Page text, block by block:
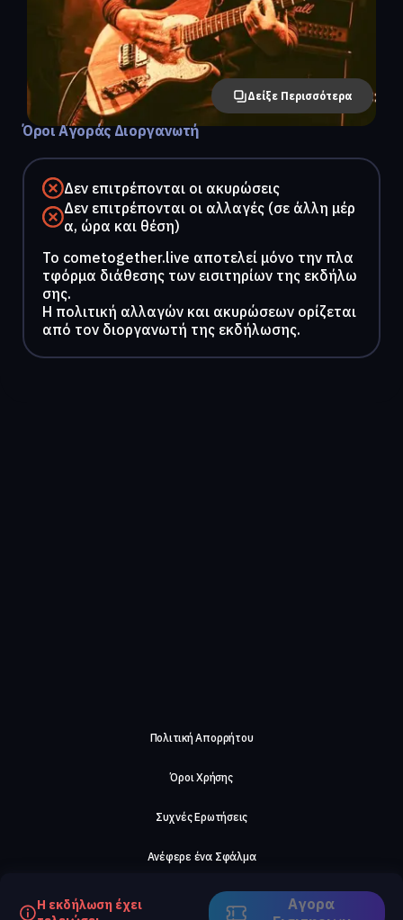
Δείξε Περισσότερα
Όροι Αγοράς Διοργανωτή
Δεν επιτρέπονται οι ακυρώσεις
Δεν επιτρέπονται οι αλλαγές (σε άλλη μέρ
α, ώρα και θέση)
To cometogether.live αποτελεί μόνο την πλα
τφόρμα διάθεσης των εισιτηρίων της εκδήλω
σης.
Η πολιτική αλλαγών και ακυρώσεων ορίζεται
από τον διοργανωτή της εκδήλωσης.
Η εκδήλωση έχει
Αγορα
Πολιτική Απορρήτου
Όροι Χρήσης
Συχνές Ερωτήσεις
Ανέφερε ένα Σφάλμα
Σχετικά με μας